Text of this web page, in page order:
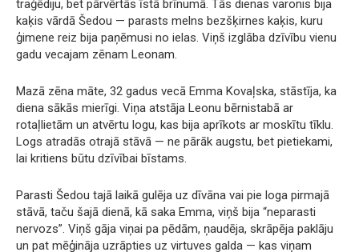
traģēdiju, bet pārvērtās īstā brīnumā. Tās dienas varonis bija
kaķis vārdā Šedou — parasts melns bezšķirnes kaķis, kuru
ģimene reiz bija paņēmusi no ielas. Viņš izglāba dzīvību vienu
gadu vecajam zēnam Leonam.
Mazā zēna māte, 32 gadus vecā Emma Kovaļska, stāstīja, ka
diena sākās mierīgi. Viņa atstāja Leonu bērnistabā ar
rotaļlietām un atvērtu logu, kas bija aprīkots ar moskītu tīklu.
Logs atradās otrajā stāvā — ne pārāk augstu, bet pietiekami,
lai kritiens būtu dzīvībai bīstams.
Parasti Šedou tajā laikā gulēja uz dīvāna vai pie loga pirmajā
stāvā, taču šajā dienā, kā saka Emma, viņš bija “neparasti
nervozs”. Viņš gāja viņai pa pēdām, ņaudēja, skrāpēja paklāju
un pat mēģināja uzrāpties uz virtuves galda — kas viņam